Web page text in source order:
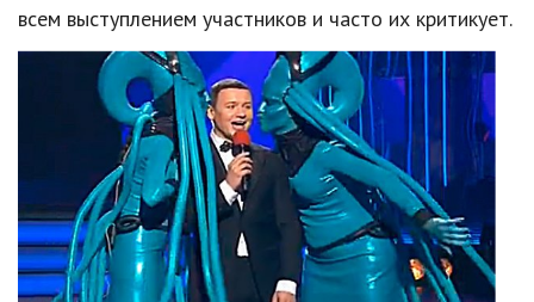
Образование
Наука и технологии
всем выступлением участников и часто их критикует.